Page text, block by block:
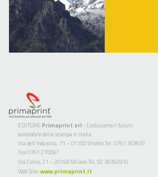
EDITORE Primaprint srl - Costruiamo il futuro
sostenibile della stampa in Italia
Via dell’Industria, 71 – 01100 Viterbo Tel. 0761 353637
Fax 0761 270097
Via Colico, 21 – 20158 Milano Tel. 02 39352910
Web Site: www.primaprint.it